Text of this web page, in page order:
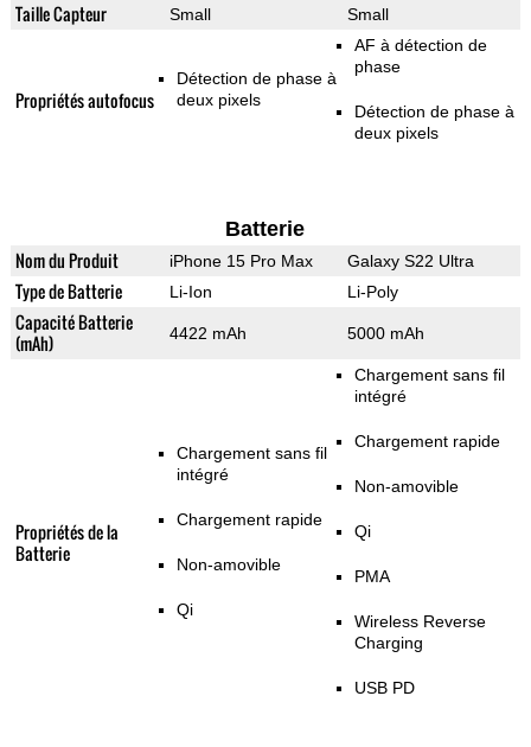
Taille Capteur Small Small
Propriétés autofocus
Détection de phase à
deux pixels
AF à détection de
phase
Détection de phase à
deux pixels
Batterie
Nom du Produit iPhone 15 Pro Max Galaxy S22 Ultra
Type de Batterie Li-Ion Li-Poly
Capacité Batterie
(mAh)
4422 mAh 5000 mAh
Propriétés de la
Batterie
Chargement sans fil
intégré
Chargement rapide
Non-amovible
Qi
Chargement sans fil
intégré
Chargement rapide
Non-amovible
Qi
PMA
Wireless Reverse
Charging
USB PD